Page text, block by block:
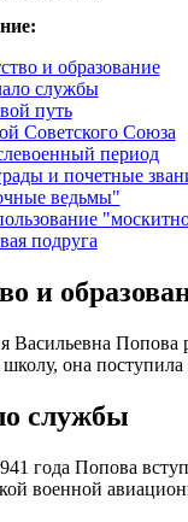
и образование
службы
путь
Советского Союза
период
и почетные
ведьмы"
подруга
и
Васильевна Попова
она
службы
года Попова
военной